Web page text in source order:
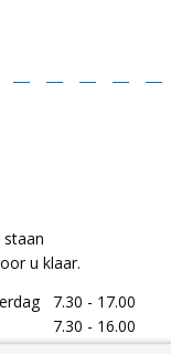
u klaar.
7.30 - 17.00
7.30 - 16.00